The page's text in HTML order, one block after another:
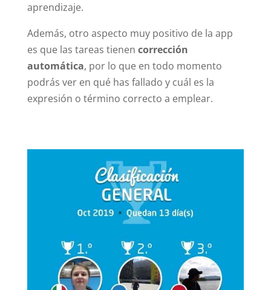
aprendizaje.
Además, otro aspecto muy positivo de la app
es que las tareas tienen corrección
automática, por lo que en todo momento
podrás ver en qué has fallado y cuál es la
expresión o término correcto a emplear.